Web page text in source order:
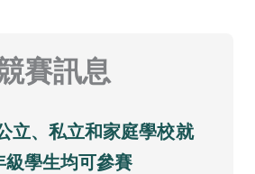
賽訊息
立、私立和家庭學校就
級學生均可參賽